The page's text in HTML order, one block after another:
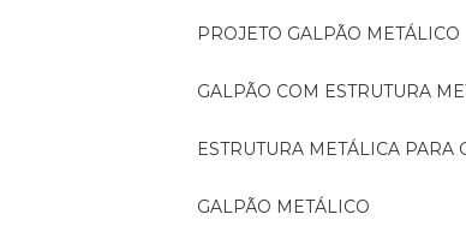
PROJETO GALPÃO METÁLICO
GALPÃO COM ESTRUTURA
ESTRUTURA METÁLICA PARA
GALPÃO METÁLICO